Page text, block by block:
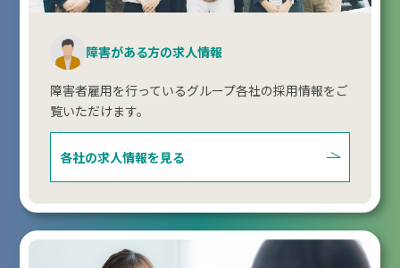
障害がある方の求人情報
障害者雇用を行っているグループ各社の採用情報をご
覧いただけます。
各社の求人情報を見る